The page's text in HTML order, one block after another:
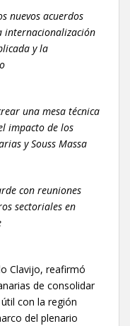
nuevos acuerdos
internacionalización
y la
una mesa técnica
impacto de los
y Souss Massa
con reuniones
sectoriales en
Clavijo, reafirmó
de consolidar
con la región
del plenario